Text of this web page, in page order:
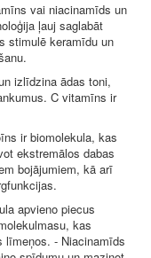
vai niacinamīds un
ļauj saglabāt
stimulē keramīdu un
izlīdzina ādas toni,
C vitamīns ir
ir biomolekula, kas
ekstremālos dabas
bojājumiem, kā arī
apvieno piecus
kas
līmeņos. - Niacinamīds